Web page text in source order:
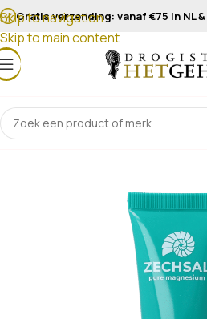
Skip to navigation
Skip to main content
Gratis verzending: vanaf €75 in NL